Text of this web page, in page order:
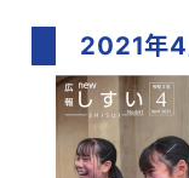
2021年4